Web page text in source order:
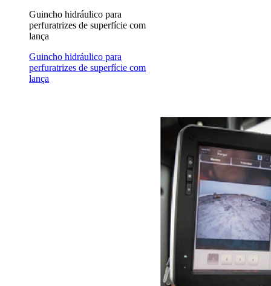
Guincho hidráulico para
perfuratrizes de superfície com
lança
Guincho hidráulico para
perfuratrizes de superfície com
lança